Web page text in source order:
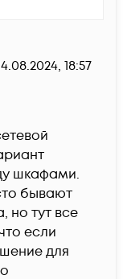
18:57
шкафами.
бывают
но тут все
если
для